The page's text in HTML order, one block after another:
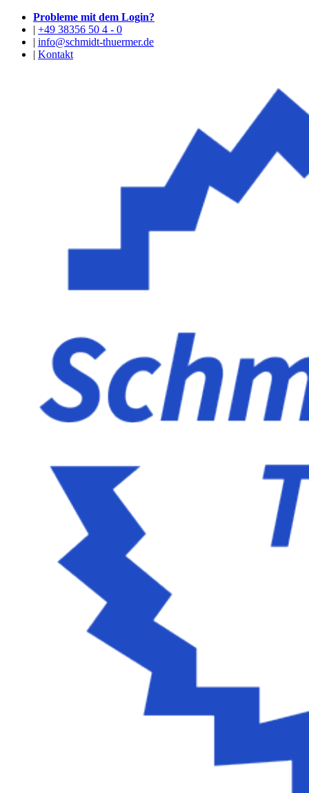
Probleme mit dem Login?
| +49 38356 50 4 - 0
| info@schmidt-thuermer.de
| Kontakt